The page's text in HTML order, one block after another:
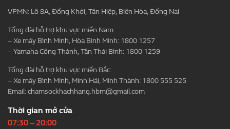
VPMN: Lô 8A, Đồng Khởi, Tân Hiệp, Biên Hòa, Đồng Nai
Tổng đài hỗ trợ khu vực miền Nam:
– Xe máy Bình Minh, Hòa Bình Minh: 1800 1257
– Yamaha Công Thành, Tân Thái Bình: 1800 1259
Tổng đài hỗ trợ khu vực miền Bắc:
– Xe máy Bình Minh, Minh Hải, Minh Thành: 1800 555 525
Email:chamsockhachhang.hbm@gmail.com
Thời gian mở cửa
07:30 – 20:00